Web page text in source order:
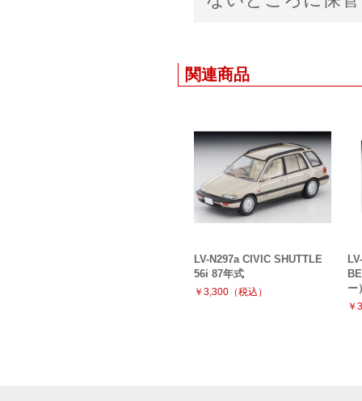
関連商品
LV-N297a CIVIC SHUTTLE
56i 87年式
￥3,300（税込）
ー
￥